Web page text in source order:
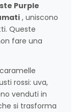
Purple
, uniscono
Queste
fare una
rossi: uva,
venduti in
si trasforma